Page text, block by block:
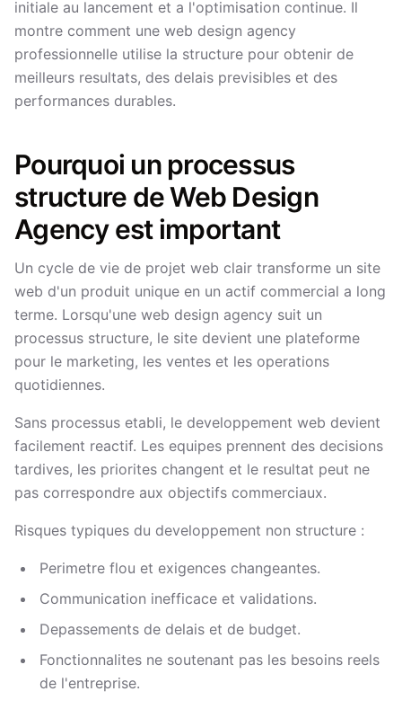
initiale au lancement et a l'optimisation continue. Il
montre comment une web design agency
professionnelle utilise la structure pour obtenir de
meilleurs resultats, des delais previsibles et des
performances durables.
Pourquoi un processus
structure de Web Design
Agency est important
Un cycle de vie de projet web clair transforme un site
web d'un produit unique en un actif commercial a long
terme. Lorsqu'une web design agency suit un
processus structure, le site devient une plateforme
pour le marketing, les ventes et les operations
quotidiennes.
Sans processus etabli, le developpement web devient
facilement reactif. Les equipes prennent des decisions
tardives, les priorites changent et le resultat peut ne
pas correspondre aux objectifs commerciaux.
Risques typiques du developpement non structure :
Perimetre flou et exigences changeantes.
Communication inefficace et validations.
Depassements de delais et de budget.
Fonctionnalites ne soutenant pas les besoins reels
de l'entreprise.